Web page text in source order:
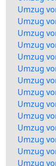
Umzug
Umzug
Umzug
Umzug
Umzug
Umzug
Umzug
Umzug
Umzug
Umzug
Umzug
Umzug
Umzug
Umzug